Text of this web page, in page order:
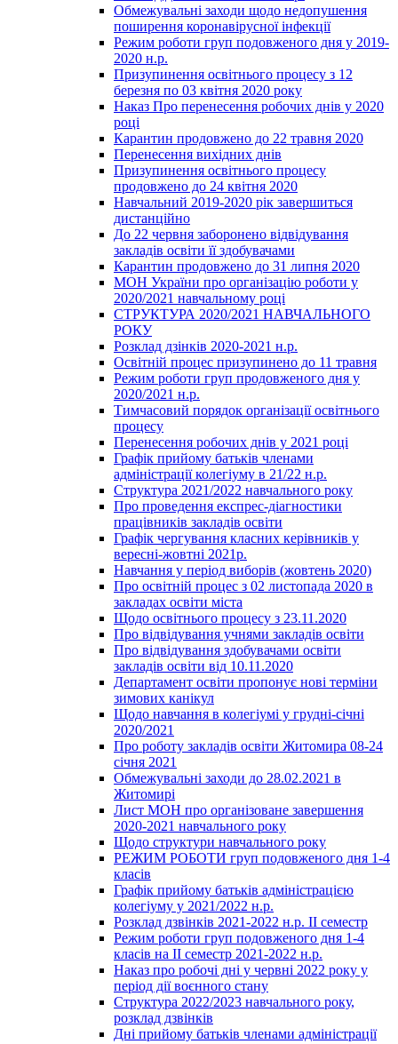
Обмежувальні заходи щодо недопушення
поширення коронавірусної інфекції
Режим роботи груп подовженого дня у 2019-
2020 н.р.
Призупинення освітнього процесу з 12
березня по 03 квітня 2020 року
Наказ Про перенесення робочих днів у 2020
році
Карантин продовжено до 22 травня 2020
Перенесення вихідних днів
Призупинення освітнього процесу
продовжено до 24 квітня 2020
Навчальний 2019-2020 рік завершиться
дистанційно
До 22 червня заборонено відвідування
закладів освіти її здобувачами
Карантин продовжено до 31 липня 2020
МОН України про організацію роботи у
2020/2021 навчальному році
СТРУКТУРА 2020/2021 НАВЧАЛЬНОГО
РОКУ
Розклад дзінків 2020-2021 н.р.
Освітній процес призупинено до 11 травня
Режим роботи груп продовженого дня у
2020/2021 н.р.
Тимчасовий порядок організації освітнього
процесу
Перенесення робочих днів у 2021 році
Графік прийому батьків членами
адміністрації колегіуму в 21/22 н.р.
Структура 2021/2022 навчального року
Про проведення експрес-діагностики
працівників закладів освіти
Графік чергування класних керівників у
вересні-жовтні 2021р.
Навчання у період виборів (жовтень 2020)
Про освітній процес з 02 листопада 2020 в
закладах освіти міста
Щодо освітнього процесу з 23.11.2020
Про відвідування учнями закладів освіти
Про відвідування здобувачами освіти
закладів освіти від 10.11.2020
Департамент освіти пропонує нові терміни
зимових канікул
Щодо навчання в колегіумі у грудні-січні
2020/2021
Про роботу закладів освіти Житомира 08-24
січня 2021
Обмежувальні заходи до 28.02.2021 в
Житомирі
Лист МОН про організоване завершення
2020-2021 навчального року
Щодо структури навчального року
РЕЖИМ РОБОТИ груп подовженого дня 1-4
класів
Графік прийому батьків адміністрацією
колегіуму у 2021/2022 н.р.
Розклад дзвінків 2021-2022 н.р. ІІ семестр
Режим роботи груп подовженого дня 1-4
класів на ІІ семестр 2021-2022 н.р.
Наказ про робочі дні у червні 2022 року у
період дії воєнного стану
Структура 2022/2023 навчального року,
розклад дзвінків
Дні прийому батьків членами адміністрації